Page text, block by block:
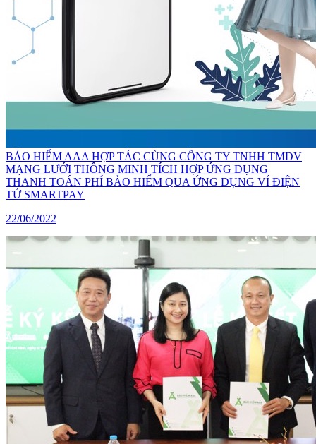
BẢO HIỂM AAA HỢP TÁC CÙNG CÔNG TY TNHH TMDV
MẠNG LƯỚI THÔNG MINH TÍCH HỢP ỨNG DỤNG
THANH TOÁN PHÍ BẢO HIỂM QUA ỨNG DỤNG VÍ ĐIỆN
TỬ SMARTPAY
22/06/2022